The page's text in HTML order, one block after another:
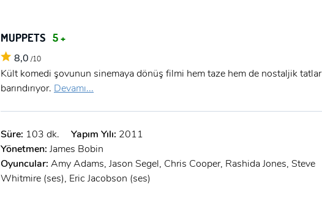
MUPPETS 5 +
8,0 /10
Kült komedi şovunun sinemaya dönüş filmi hem taze hem de nostaljik tatlar
barındırıyor. Devamı...
Süre: 103 dk. Yapım Yılı: 2011
Yönetmen: James Bobin
Oyuncular: Amy Adams, Jason Segel, Chris Cooper, Rashida Jones, Steve
Whitmire (ses), Eric Jacobson (ses)